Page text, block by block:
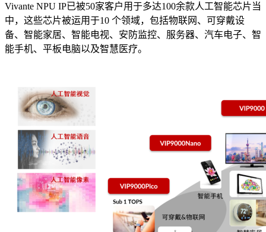
Vivante NPU IP已被50家客户用于多达100余款人工智能芯片当
中，这些芯片被运用于10 个领域，包括物联网、可穿戴设
备、智能家居、智能电视、安防监控、服务器、汽车电子、智
能手机、平板电脑以及智慧医疗。